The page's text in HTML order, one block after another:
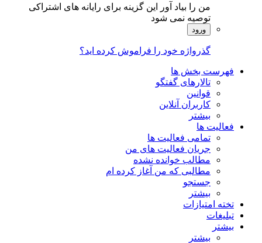
من را بیاد آور
این گزینه برای رایانه های اشتراکی
توصیه نمی شود
ورود
گذرواژه خود را فراموش کرده اید؟
فهرست بخش ها
تالارهای گفتگو
قوانین
کاربران آنلاین
بیشتر
فعالیت ها
تمامی فعالیت ها
جریان فعالیت های من
مطالب خوانده نشده
مطالبی که من آغاز کرده ام
جستجو
بیشتر
تخته امتیازات
تبلیغات
بیشتر
بیشتر